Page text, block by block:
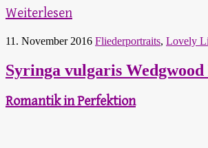
Weiterlesen
11. November 2016 Fliederportraits, Lovely
Syringa vulgaris Wedgwood
Romantik in Perfektion